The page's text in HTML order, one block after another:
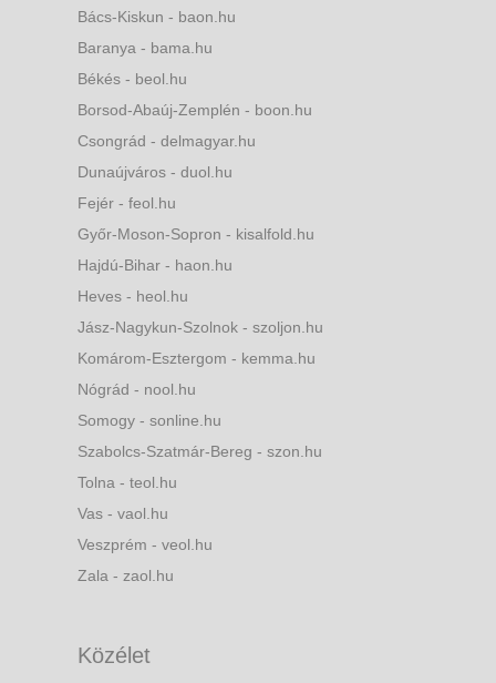
Bács-Kiskun - baon.hu
Baranya - bama.hu
Békés - beol.hu
Borsod-Abaúj-Zemplén - boon.hu
Csongrád - delmagyar.hu
Dunaújváros - duol.hu
Fejér - feol.hu
Győr-Moson-Sopron - kisalfold.hu
Hajdú-Bihar - haon.hu
Heves - heol.hu
Jász-Nagykun-Szolnok - szoljon.hu
Komárom-Esztergom - kemma.hu
Nógrád - nool.hu
Somogy - sonline.hu
Szabolcs-Szatmár-Bereg - szon.hu
Tolna - teol.hu
Vas - vaol.hu
Veszprém - veol.hu
Zala - zaol.hu
Közélet